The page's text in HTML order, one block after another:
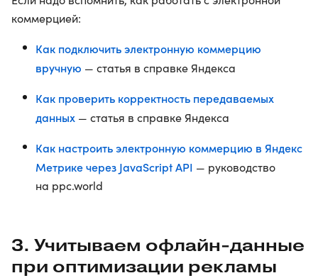
коммерцией:
Как подключить электронную коммерцию
вручную — статья в справке Яндекса
Как проверить корректность передаваемых
данных — статья в справке Яндекса
Как настроить электронную коммерцию в Яндекс
Метрике через JavaScript API — руководство
на ppc.world
3. Учитываем офлайн-данные
при оптимизации рекламы